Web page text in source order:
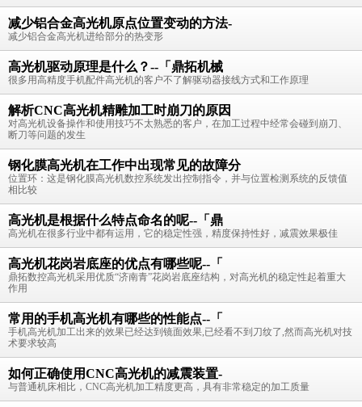
减少铝合金高光机原点位置变动的方法-
减少铝合金高光机进给部分的热变形
高光机驱动原理是什么？--「鼎拓机械
很多用高精度手机配件高光机的客户不了解驱动器接线方式和工作原理
解析CNC高光机精雕加工时崩刀的原因
对高光机设备操作和使用技巧不太熟悉的客户，在加工过程中经常会碰到崩刀、
断刀等问题的发生
钢化膜高光机在工作中出现常见的故障分
位置环：这是钢化膜高光机数控系统发出控制指令，并与位置检测系统的反馈值
相比较
高光机是根据什么特点命名的呢--「鼎
高光机在很多行业中都有运用，它的稳定性强，精度保持性好，减震效果极佳
高光机花岗岩底座的优点有哪些呢--「
鼎拓数控高光机采用优质“济南青”花岗岩底座结构，对高光机的稳定性起着重大
作用
常用的手机高光机有哪些的性能点--「
手机高光机加工出来的效果已经达到镜面效果,已经看不到刀纹了,然而高光机对技
术要求较高
如何正确使用CNC高光机的减震装置-
与普通机床相比，CNC高光机加工精度更高，具有非常稳定的加工质量